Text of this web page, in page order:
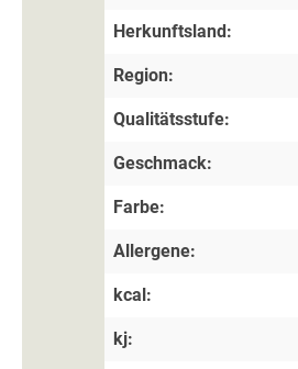
Herkunftsland:
Region:
Qualitätsstufe:
Geschmack:
Farbe:
Allergene:
kcal:
kj: